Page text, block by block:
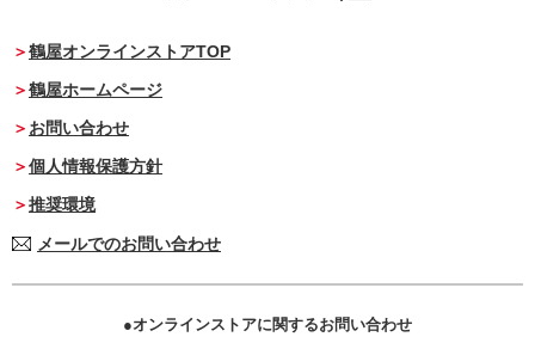
鶴屋オンラインストアTOP
鶴屋ホームページ
お問い合わせ
個人情報保護方針
推奨環境
メールでのお問い合わせ
オンラインストアに関するお問い合わせ